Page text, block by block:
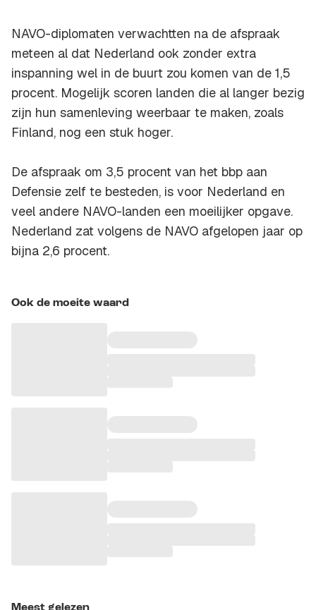
NAVO-diplomaten verwachtten na de afspraak
meteen al dat Nederland ook zonder extra
inspanning wel in de buurt zou komen van de 1,5
procent. Mogelijk scoren landen die al langer bezig
zijn hun samenleving weerbaar te maken, zoals
Finland, nog een stuk hoger.
De afspraak om 3,5 procent van het bbp aan
Defensie zelf te besteden, is voor Nederland en
veel andere NAVO-landen een moeilijker opgave.
Nederland zat volgens de NAVO afgelopen jaar op
bijna 2,6 procent.
Ook de moeite waard